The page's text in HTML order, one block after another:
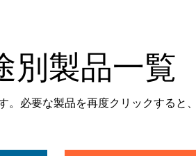
別製品一覧
必要な製品を再度クリックすると